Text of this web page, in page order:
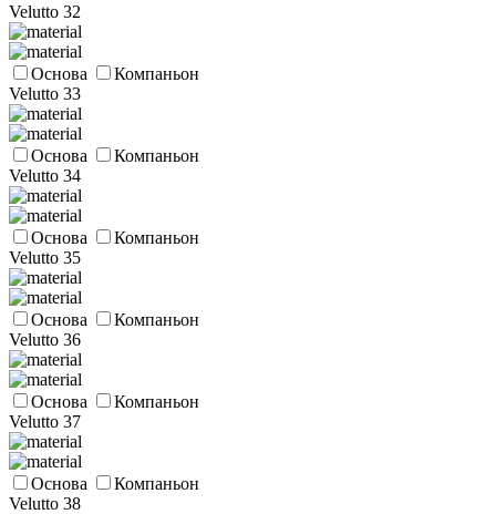
Velutto 32
Основа
Компаньон
Velutto 33
Основа
Компаньон
Velutto 34
Основа
Компаньон
Velutto 35
Основа
Компаньон
Velutto 36
Основа
Компаньон
Velutto 37
Основа
Компаньон
Velutto 38